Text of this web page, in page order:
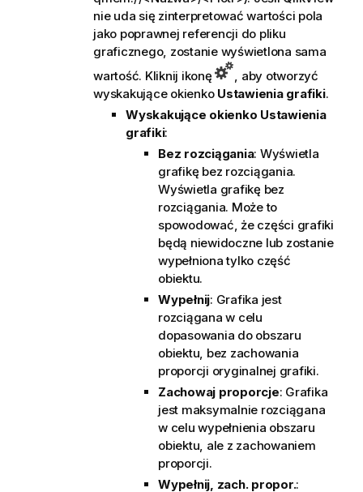
nie uda się zinterpretować wartości pola
jako poprawnej referencji do pliku
graficznego, zostanie wyświetlona sama
wartość. Kliknij ikonę
, aby otworzyć
wyskakujące okienko Ustawienia grafiki.
Wyskakujące okienko Ustawienia
grafiki:
Bez rozciągania: Wyświetla
grafikę bez rozciągania.
Wyświetla grafikę bez
rozciągania. Może to
spowodować, że części grafiki
będą niewidoczne lub zostanie
wypełniona tylko część
obiektu.
Wypełnij: Grafika jest
rozciągana w celu
dopasowania do obszaru
obiektu, bez zachowania
proporcji oryginalnej grafiki.
Zachowaj proporcje: Grafika
jest maksymalnie rozciągana
w celu wypełnienia obszaru
obiektu, ale z zachowaniem
proporcji.
Wypełnij, zach. propor.: